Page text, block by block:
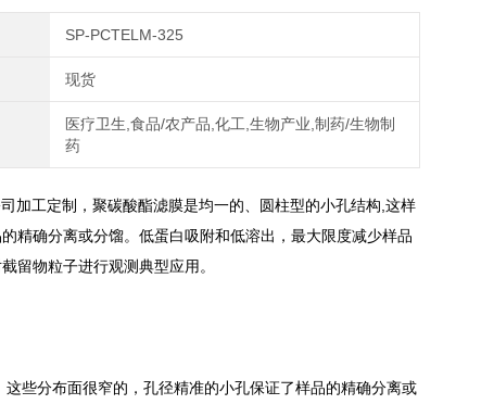
SP-PCTELM-325
现货
医疗卫生,食品/农产品,化工,生物产业,制药/生物制
药
加工定制，聚碳酸酯滤膜是均一的、圆柱型的小孔结构,这样
精确分离或分馏。低蛋白吸附和低溶出，最大限度减少样品
留物粒子进行观测典型应用。
些分布面很窄的，孔径精准的小孔保证了样品的精确分离或